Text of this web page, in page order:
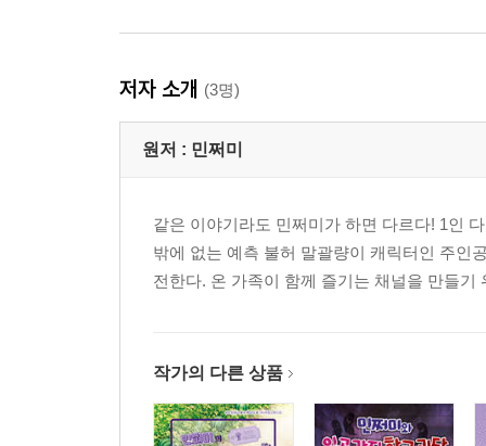
저자 소개 (3명)
원저 : 민쩌미
같은 이야기라도 민쩌미가 하면 다르다! 1인
밖에 없는 예측 불허 말괄량이 캐릭터인 주인
전한다. 온 가족이 함께 즐기는 채널을 만들기
작가의 다른 상품